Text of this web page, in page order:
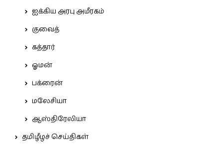
ஐக்கிய அரபு அமீரகம்
குவைத்
கத்தார்
ஓமன்
பக்ரைன்
மலேசியா
ஆஸ்திரேலியா
தமிழீழச் செய்திகள்